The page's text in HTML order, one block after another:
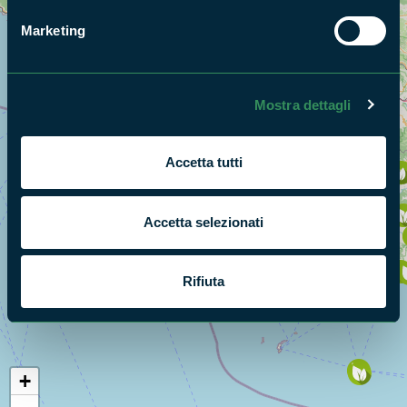
Marketing
Mostra dettagli
Accetta tutti
Accetta selezionati
Rifiuta
+